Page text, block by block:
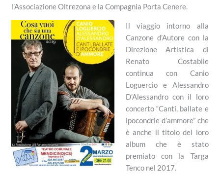
l’Associazione Oltrezona e la Compagnia Porta Cenere.
Il viaggio intorno alla
Canzone d’Autore con la
Direzione Artistica di
Renato Costabile
continua con Canio
Loguercio e Alessandro
D’Alessandro con il loro
concerto “Canti, ballate e
ipocondrie d’ammore” che
è anche il titolo del loro
album che è stato
premiato con la Targa
Tenco nel 2017.